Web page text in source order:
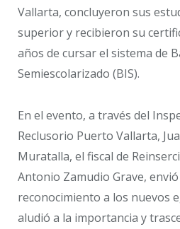
Vallarta, concluyeron sus
superior y recibieron su
años de cursar el sistema de
Semiescolarizado (BIS).
En el evento, a través del
Reclusorio Puerto Vallarta,
Muratalla, el fiscal de
Antonio Zamudio Grave,
reconocimiento a los nuevos
aludió a la importancia y